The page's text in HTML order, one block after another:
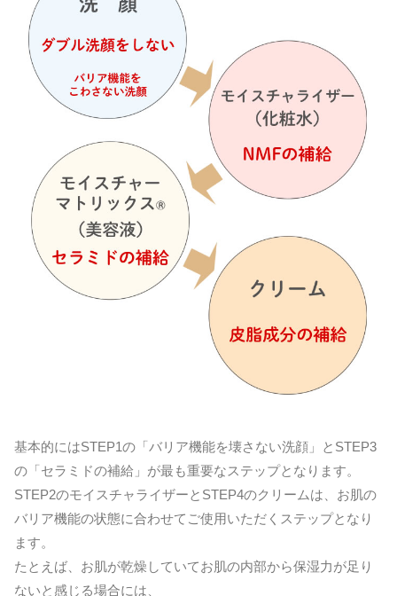
基本的にはSTEP1の「バリア機能を壊さない洗顔」とSTEP3
の「セラミドの補給」が最も重要なステップとなります。
STEP2のモイスチャライザーとSTEP4のクリームは、お肌の
バリア機能の状態に合わせてご使用いただくステップとなり
ます。
たとえば、お肌が乾燥していてお肌の内部から保湿力が足り
ないと感じる場合には、